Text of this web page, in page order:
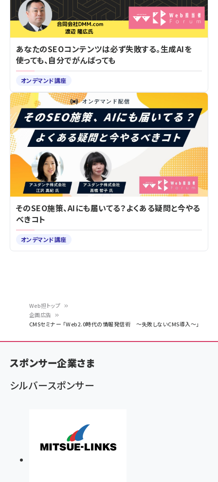
ン
く
ず
Web担トップ
企画広告
CMSセミナー 「Web2.0時代の情報発信術 ～失敗しないCMS導入～」
あなたのSEOコンテンツは必ず失敗する。生成AIを
使っても、自分でがんばっても
オンデマンド講座
そのSEO施策、AIにも届いてる？よくある疑問と今やる
べきコト
オンデマンド講座
スポンサー企業さま
シルバースポンサー